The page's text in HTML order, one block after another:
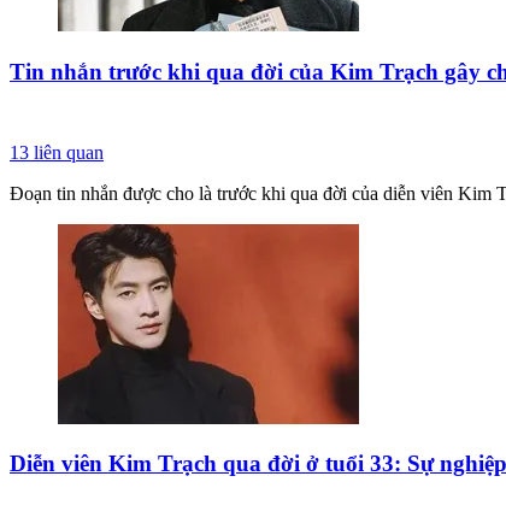
Tin nhắn trước khi qua đời của Kim Trạch gây
13 liên quan
Đoạn tin nhắn được cho là trước khi qua đời của diễn viên Kim
Diễn viên Kim Trạch qua đời ở tuổi 33: Sự